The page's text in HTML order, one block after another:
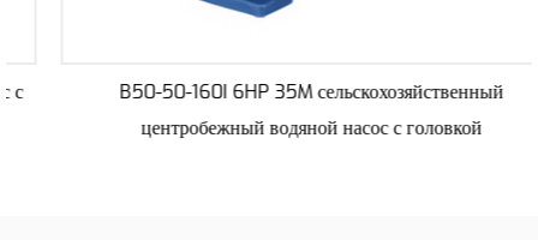
B50-50-160I 6HP 35M сельскохозяйственный
центробежный водяной насос с головкой